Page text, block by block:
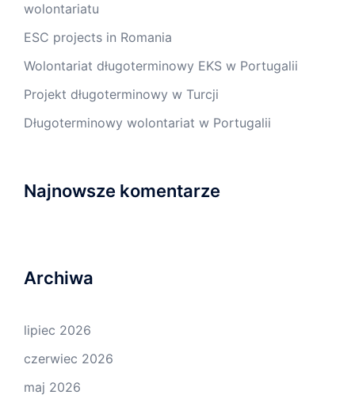
wolontariatu
ESC projects in Romania
Wolontariat długoterminowy EKS w Portugalii
Projekt długoterminowy w Turcji
Długoterminowy wolontariat w Portugalii
Najnowsze komentarze
Archiwa
lipiec 2026
czerwiec 2026
maj 2026